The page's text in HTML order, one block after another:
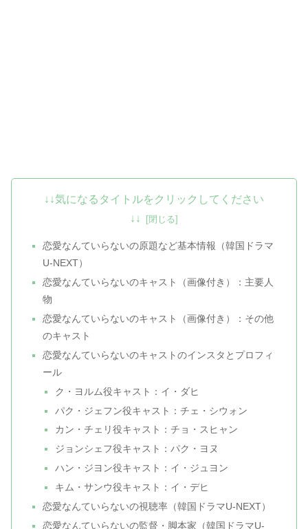
↓↓気になるタイトルをクリックしてください
↓↓
恋愛なんていらないの原題など基本情報（韓国ドラマ
U-NEXT）
恋愛なんていらないのキャスト（画像付き）：主要人
物
恋愛なんていらないのキャスト（画像付き）：その他
のキャスト
恋愛なんていらないのキャストのインスタとプロフィ
ール
ク・ヨルム役キャスト：イ・ダヒ
パク・ジェフン役キャスト：チェ・シウォン
カン・チェリ役キャスト：チョ・スヒャン
ジョンシェフ役キャスト：パク・ヨヌ
ハン・ジヨン役キャスト：イ・ジュヨン
キム・サンウ役キャスト：イ・デヒ
恋愛なんていらないの視聴率（韓国ドラマU-NEXT）
恋愛なんていらないの監督・脚本家（韓国ドラマU-